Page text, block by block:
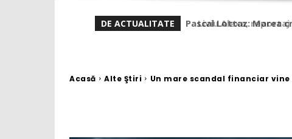
DE ACTUALITATE
Liviu Alexa, reportaj
Acasă Alte Ştiri Un mare scandal financiar